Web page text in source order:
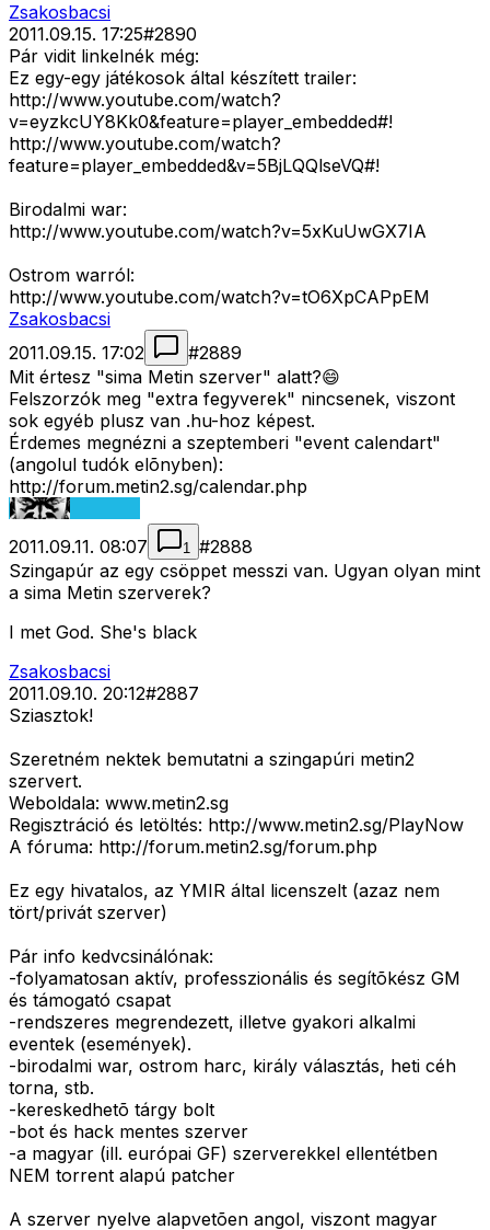
Zsakosbacsi
2011.09.15. 17:25#2890
Pár vidit linkelnék még:
Ez egy-egy játékosok által készített trailer:
http://www.youtube.com/watch?
v=eyzkcUY8Kk0&feature=player_embedded#!
http://www.youtube.com/watch?
feature=player_embedded&v=5BjLQQlseVQ#!
Birodalmi war:
http://www.youtube.com/watch?v=5xKuUwGX7IA
Ostrom warról:
http://www.youtube.com/watch?v=tO6XpCAPpEM
Zsakosbacsi
2011.09.15. 17:02
#2889
Mit értesz "sima Metin szerver" alatt?😄
Felszorzók meg "extra fegyverek" nincsenek, viszont
sok egyéb plusz van .hu-hoz képest.
Érdemes megnézni a szeptemberi "event calendart"
(angolul tudók elõnyben):
http://forum.metin2.sg/calendar.php
2011.09.11. 08:07 1 #2888
Szingapúr az egy csöppet messzi van. Ugyan olyan mint
a sima Metin szerverek?
I met God. She's black
Zsakosbacsi
2011.09.10. 20:12#2887
Sziasztok!
Szeretném nektek bemutatni a szingapúri metin2
szervert.
Weboldala: www.metin2.sg
Regisztráció és letöltés: http://www.metin2.sg/PlayNow
A fóruma: http://forum.metin2.sg/forum.php
Ez egy hivatalos, az YMIR által licenszelt (azaz nem
tört/privát szerver)
Pár info kedvcsinálónak:
-folyamatosan aktív, professzionális és segítõkész GM
és támogató csapat
-rendszeres megrendezett, illetve gyakori alkalmi
eventek (események).
-birodalmi war, ostrom harc, király választás, heti céh
torna, stb.
-kereskedhetõ tárgy bolt
-bot és hack mentes szerver
-a magyar (ill. európai GF) szerverekkel ellentétben
NEM torrent alapú patcher
A szerver nyelve alapvetõen angol, viszont magyar